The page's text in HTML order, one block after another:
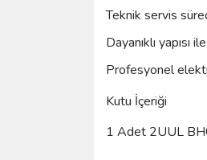
Teknik servis
Dayanıklı yapısı
Profesyonel
Kutu İçeriği
1 Adet 2UUL